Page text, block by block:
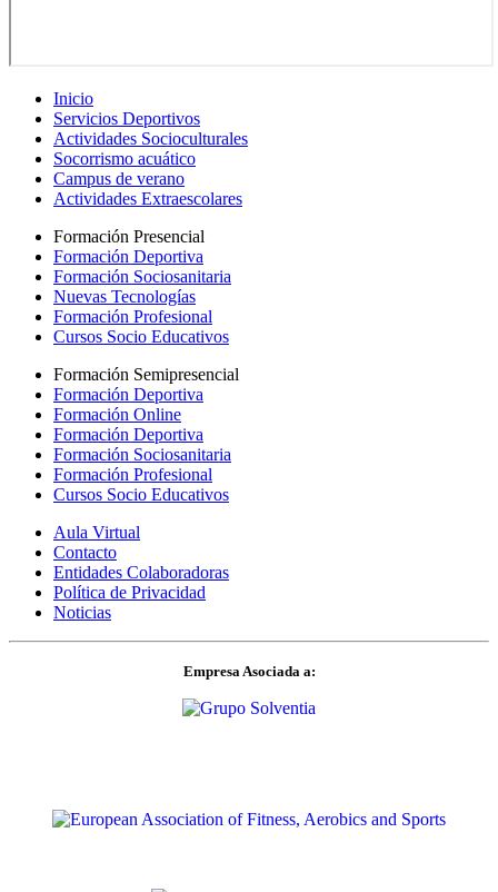
Inicio
Servicios Deportivos
Actividades Socioculturales
Socorrismo acuático
Campus de verano
Actividades Extraescolares
Formación Presencial
Formación Deportiva
Formación Sociosanitaria
Nuevas Tecnologías
Formación Profesional
Cursos Socio Educativos
Formación Semipresencial
Formación Deportiva
Formación Online
Formación Deportiva
Formación Sociosanitaria
Formación Profesional
Cursos Socio Educativos
Aula Virtual
Contacto
Entidades Colaboradoras
Política de Privacidad
Noticias
Empresa Asociada a: